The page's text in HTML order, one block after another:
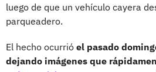
luego de que un vehículo cayera
parqueadero.
El hecho ocurrió el pasado
dejando imágenes que